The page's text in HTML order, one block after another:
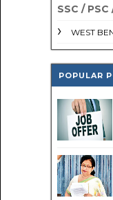
SSC / PSC
WEST
POPULAR